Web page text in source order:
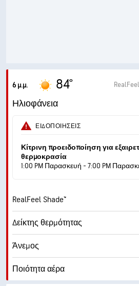
Ορατότητα
Ύψος νεφών
6 μ.μ. 84°
Ηλιοφάνεια
ΕΙΔΟΠΟΙΉΣΕΙΣ
Κίτρινη προειδοποίηση για
θερμοκρασία
1:00 PM Παρασκευή - 7:00 PM
RealFeel Shade™
Δείκτης θερμότητας
Άνεμος
Ποιότητα αέρα